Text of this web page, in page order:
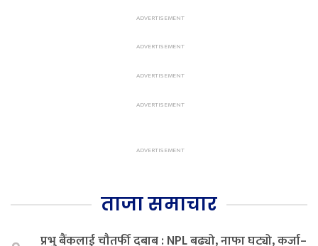
ताजा समाचार
प्रभु बैंकलाई चौतर्फी दबाब : NPL बढ्यो, नाफा घट्यो, कर्जा–